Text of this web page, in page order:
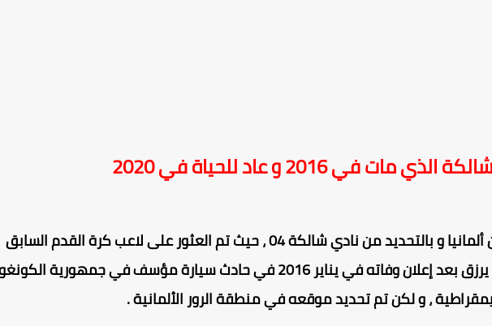
مات في 2016 و عاد للحياة في 2020
و بالتحديد مننادي شالكة 04
، حيث تم العثور على لاعب كرة القدم السابق
حيا يرزق بعد إعلان وفاته في يناير 2016 في حادث سيارة مؤسف في جمهورية
، و لكن تم تحديد موقعه في منطقة الرور الألمانية.